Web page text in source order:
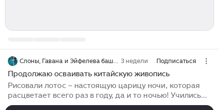
3 недели Подписаться
Продолжаю осваивать китайскую живопись
Рисовали лотос – настоящую царицу ночи, которая
расцветает всего раз в году, да и то ночью! Учились
применять резерв (спец.средство, не позволяющее